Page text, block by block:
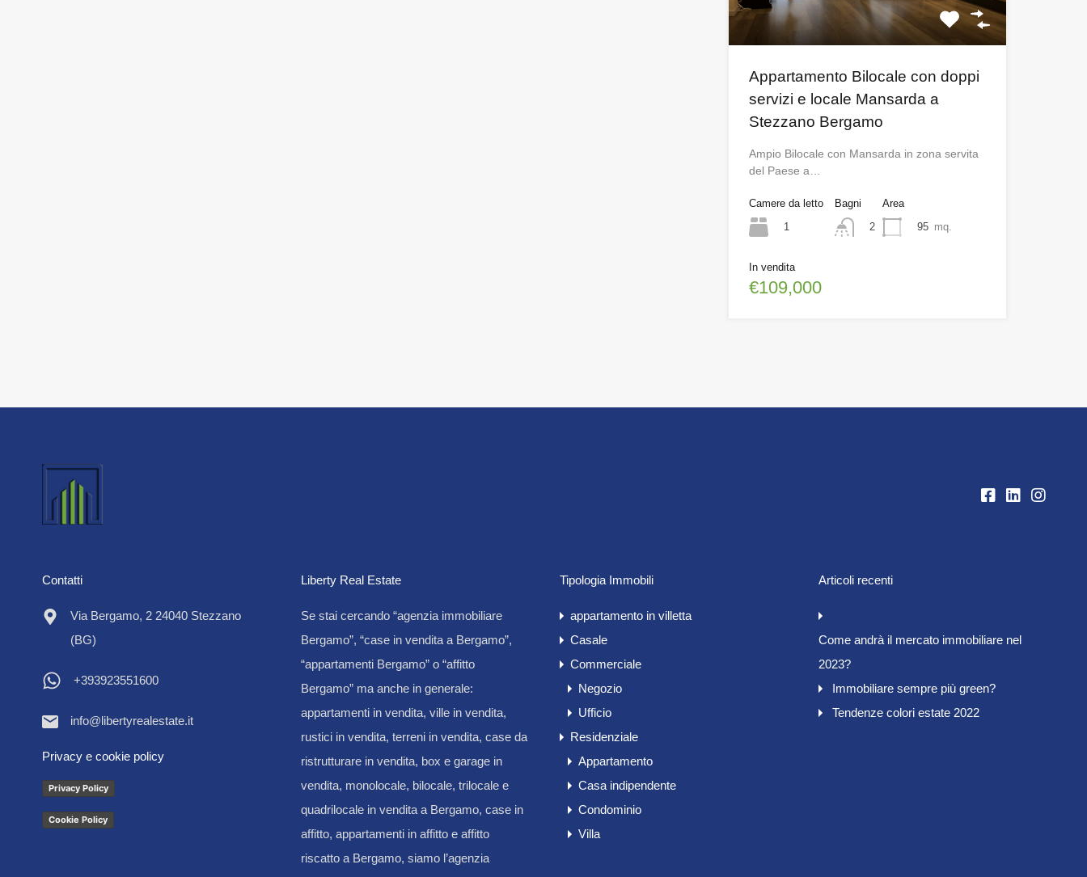
Appartamento Bilocale con doppi
servizi e locale Mansarda a
Stezzano Bergamo
Ampio Bilocale con Mansarda in zona servita
del Paese a…
Camere da letto
1
Bagni
2
Area
95 mq.
In vendita
€109,000
Contatti
Via Bergamo, 2 24040 Stezzano
(BG)
+393923551600
info@libertyrealestate.it
Privacy e cookie policy
Privacy Policy
Cookie Policy
Liberty Real Estate
Se stai cercando “agenzia immobiliare
Bergamo”, “case in vendita a Bergamo”,
“appartamenti Bergamo” o “affitto
Bergamo” ma anche in generale:
appartamenti in vendita, ville in vendita,
rustici in vendita, terreni in vendita, case da
ristrutturare in vendita, box e garage in
vendita, monolocale, bilocale, trilocale e
quadrilocale in vendita a Bergamo, case in
affitto, appartamenti in affitto e affitto
riscatto a Bergamo, siamo l’agenzia
Tipologia Immobili
appartamento in villetta
Casale
Commerciale
Negozio
Ufficio
Residenziale
Appartamento
Casa indipendente
Condominio
Villa
Articoli recenti
Come andrà il mercato immobiliare nel
2023?
Immobiliare sempre più green?
Tendenze colori estate 2022